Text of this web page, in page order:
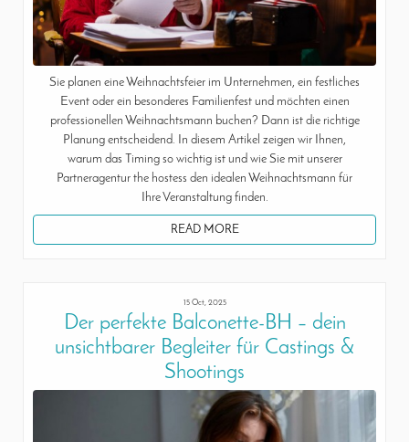
Sie planen eine Weihnachtsfeier im Unternehmen, ein festliches
Event oder ein besonderes Familienfest und möchten einen
professionellen Weihnachtsmann buchen? Dann ist die richtige
Planung entscheidend. In diesem Artikel zeigen wir Ihnen,
warum das Timing so wichtig ist und wie Sie mit unserer
Partneragentur the hostess den idealen Weihnachtsmann für
Ihre Veranstaltung finden.
READ MORE
15 Oct, 2025
Der perfekte Balconette-BH – dein
unsichtbarer Begleiter für Castings &
Shootings